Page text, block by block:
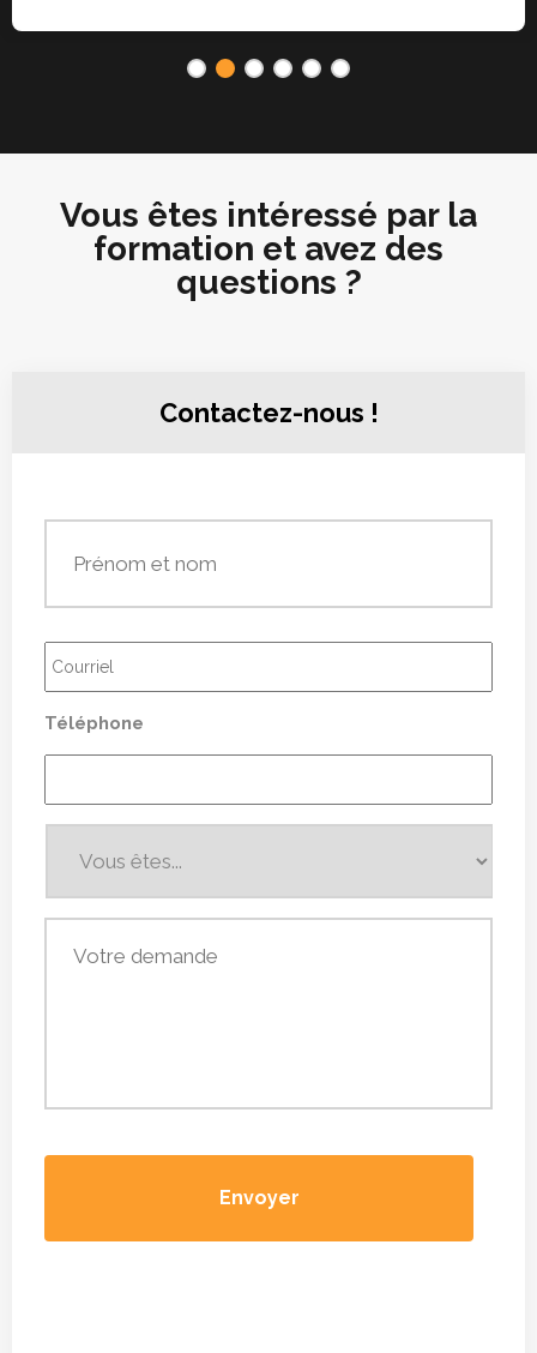
3 4 5 6
Vous êtes intéressé par la
formation et avez des
questions ?
Contactez-nous !
Prénom
nom *
Courriel *
Téléphone
êtes...
*
demande *